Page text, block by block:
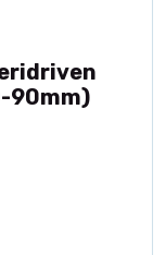
90mm)